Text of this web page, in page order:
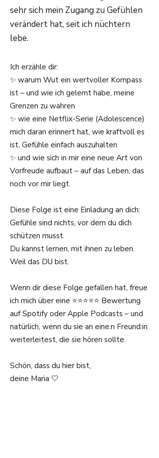
sehr sich mein Zugang zu Gefühlen
verändert hat, seit ich nüchtern
lebe.
Ich erzähle dir:
✨ warum Wut ein wertvoller Kompass
ist – und wie ich gelernt habe, meine
Grenzen zu wahren
✨ wie eine Netflix-Serie (Adolescence)
mich daran erinnert hat, wie kraftvoll es
ist, Gefühle einfach auszuhalten
✨ und wie sich in mir eine neue Art von
Vorfreude aufbaut – auf das Leben, das
noch vor mir liegt.
Diese Folge ist eine Einladung an dich:
Gefühle sind nichts, vor dem du dich
schützen musst.
Du kannst lernen, mit ihnen zu leben.
Weil das DU bist.
Wenn dir diese Folge gefallen hat, freue
ich mich über eine ⭐️⭐️⭐️⭐️⭐️ Bewertung
auf Spotify oder Apple Podcasts – und
natürlich, wenn du sie an eine:n Freund:in
weiterleitest, die sie hören sollte.
Schön, dass du hier bist,
deine Maria 🤍